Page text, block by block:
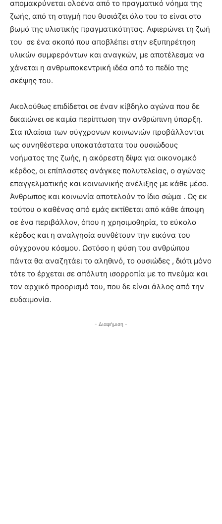
απομακρύνεται ολοένα από το πραγματικό νόημα της
ζωής, από τη στιγμή που θυσιάζει όλο του το είναι στο
βωμό της υλιστικής πραγματικότητας. Αφιερώνει τη ζωή
του σε ένα σκοπό που αποβλέπει στην εξυπηρέτηση
υλικών συμφερόντων και αναγκών, με αποτέλεσμα να
χάνεται η ανθρωποκεντρική ιδέα από το πεδίο της
σκέψης του.
Ακολούθως επιδίδεται σε έναν κίβδηλο αγώνα που δε
δικαιώνει σε καμία περίπτωση την ανθρώπινη ύπαρξη.
Στα πλαίσια των σύγχρονων κοινωνιών προβάλλονται
ως συνηθέστερα υποκατάστατα του ουσιώδους
νοήματος της ζωής, η ακόρεστη δίψα για οικονομικό
κέρδος, οι επίπλαστες ανάγκες πολυτελείας, ο αγώνας
επαγγελματικής και κοινωνικής ανέλιξης με κάθε μέσο.
Άνθρωπος και κοινωνία αποτελούν το ίδιο σώμα . Ως εκ
τούτου ο καθένας από εμάς εκτίθεται από κάθε άποψη
σε ένα περιβάλλον, όπου η χρησιμοθηρία, το εύκολο
κέρδος και η αναλγησία συνθέτουν την εικόνα του
σύγχρονου κόσμου. Ωστόσο η φύση του ανθρώπου
πάντα θα αναζητάει το αληθινό, το ουσιώδες , διότι μόνο
τότε το έρχεται σε απόλυτη ισορροπία με το πνεύμα και
τον αρχικό προορισμό του, που δε είναι άλλος από την
ευδαιμονία.
- Διαφήμιση -